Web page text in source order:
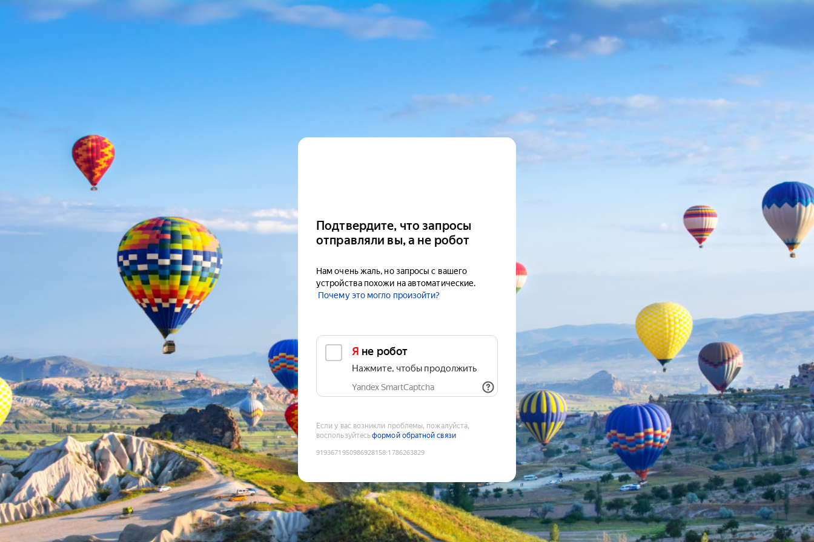
Подтвердите, что запросы
отправляли вы, а не робот
Нам очень жаль, но запросы с вашего
устройства похожи на автоматические.
Почему это могло произойти?
Я не робот
Нажмите, чтобы продолжить
Yandex SmartCaptcha
Если у вас возникли проблемы, пожалуйста,
воспользуйтесьформой обратной связи
9193671950986928158:1786263829